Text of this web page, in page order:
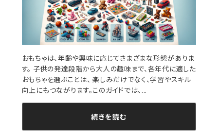
おもちゃは、年齢や興味に応じてさまざまな形態がありま
す。 子供の発達段階から大人の趣味まで、各年代に適した
おもちゃを選ぶことは、 楽しみだけでなく、学習やスキル
向上にもつながります。このガイドでは、...
続きを読む